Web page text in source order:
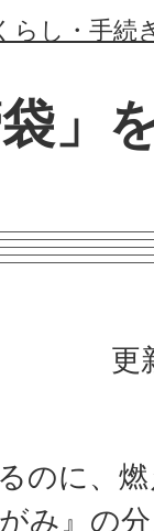
らし・手続
袋」
更
のに、
み』の